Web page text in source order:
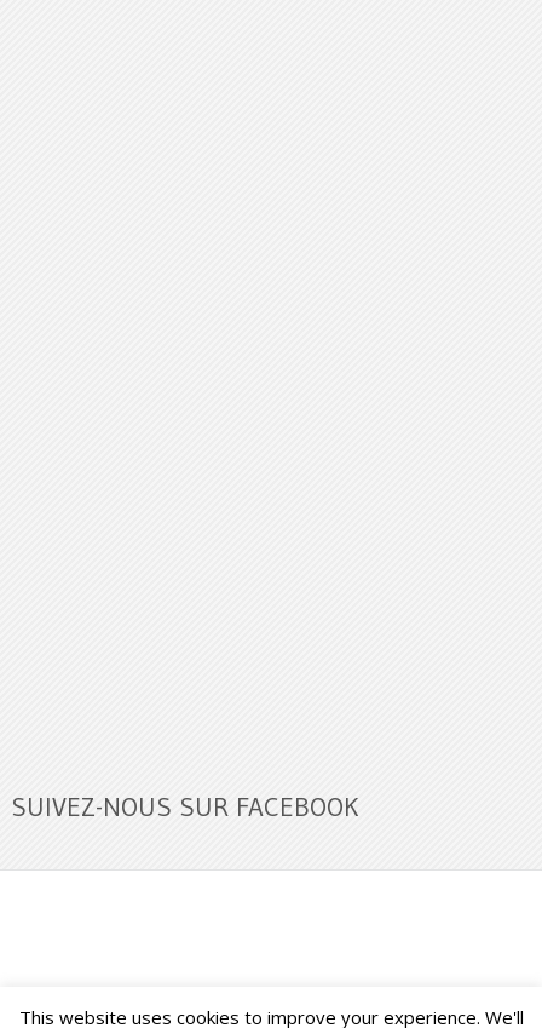
SUIVEZ-NOUS SUR FACEBOOK
This website uses cookies to improve your experience. We'll